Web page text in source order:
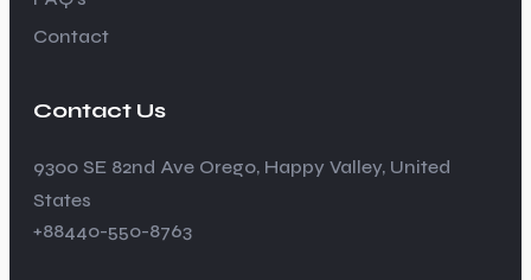
Contact
Contact Us
9300 SE 82nd Ave Orego, Happy Valley, United
States
+88440-550-8763